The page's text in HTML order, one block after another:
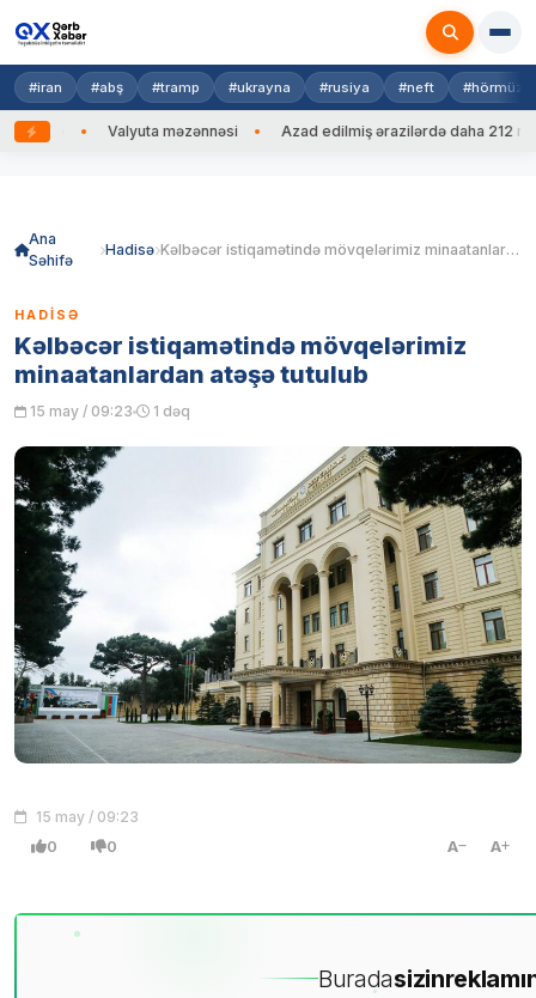
#iran #abş #tramp #ukrayna #rusiya #neft #hörmüz
edib Valyuta məzənnəsi Azad edilmiş ərazilərdə daha 212 mina,
Ana
Səhifə
Hadisə Kəlbəcər istiqamətində mövqelərimiz minaatanlardan atəşə tutulub
HADISƏ
Kəlbəcər istiqamətində mövqelərimiz
minaatanlardan atəşə tutulub
15 may / 09:23 1 dəq
15 may / 09:23
0 0 A A
Buradasizin